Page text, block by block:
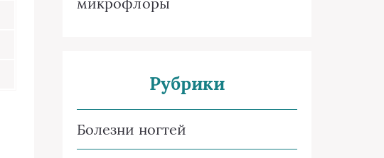
Рубрики
Болезни ногтей